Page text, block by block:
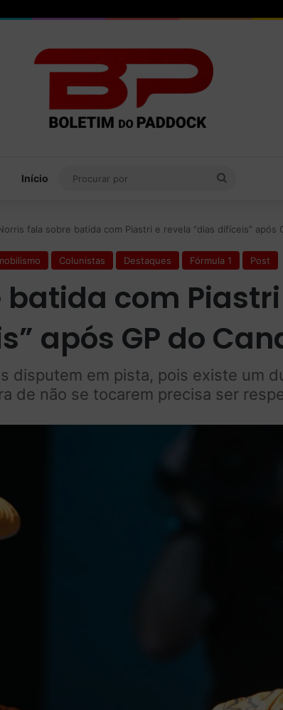
Início
fala sobre batida com Piastri e revela “dias difíceis” após
Colunistas Destaques Fórmula 1 Post
com
após GP do
disputem em pista, pois existe um
de não se tocarem precisa ser